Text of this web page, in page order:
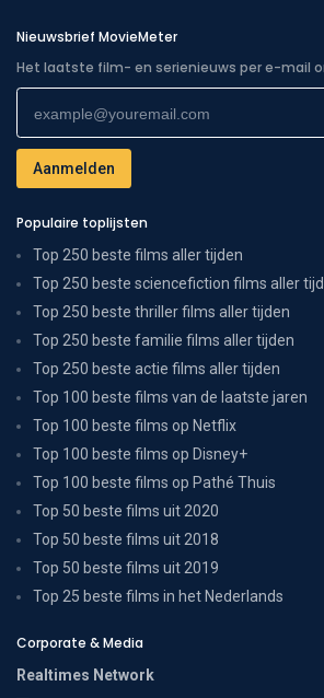
Nieuwsbrief MovieMeter
Het laatste film- en serienieuws per e-mail
Populaire toplijsten
Top 250 beste films aller tijden
Top 250 beste sciencefiction films aller
Top 250 beste thriller films aller tijden
Top 250 beste familie films aller tijden
Top 250 beste actie films aller tijden
Top 100 beste films van de laatste jaren
Top 100 beste films op Netflix
Top 100 beste films op Disney+
Top 100 beste films op Pathé Thuis
Top 50 beste films uit 2020
Top 50 beste films uit 2018
Top 50 beste films uit 2019
Top 25 beste films in het Nederlands
Corporate & Media
Realtimes Network